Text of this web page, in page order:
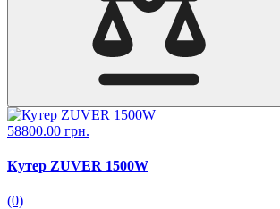
58800.00 грн.
Кутер ZUVER 1500W
(0)